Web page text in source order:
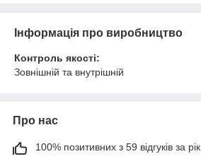
Інформація про виробництво
Контроль якості:
Зовнішній та внутрішній
Про нас
100% позитивних з 59 відгуків за рік